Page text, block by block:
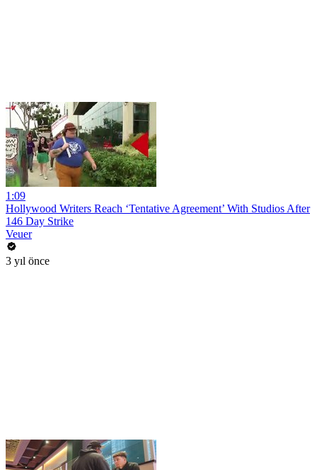
1:09
Hollywood Writers Reach ‘Tentative Agreement’ With Studios After
146 Day Strike
Veuer
3 yıl önce